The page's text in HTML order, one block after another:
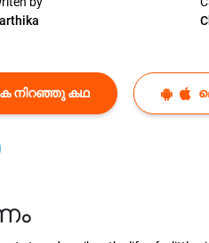
നിറഞ്ഞു കഥ